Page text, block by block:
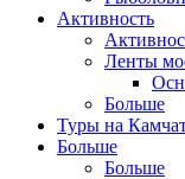
Активность
Ленты
Больше
Туры на
Больше
Больше